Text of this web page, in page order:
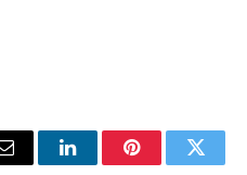
Email LinkedInPinterest